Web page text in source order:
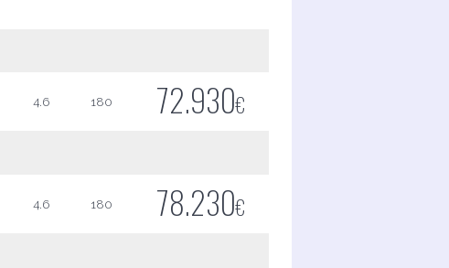
4.6 180 72.930€
4.6 180 78.230€